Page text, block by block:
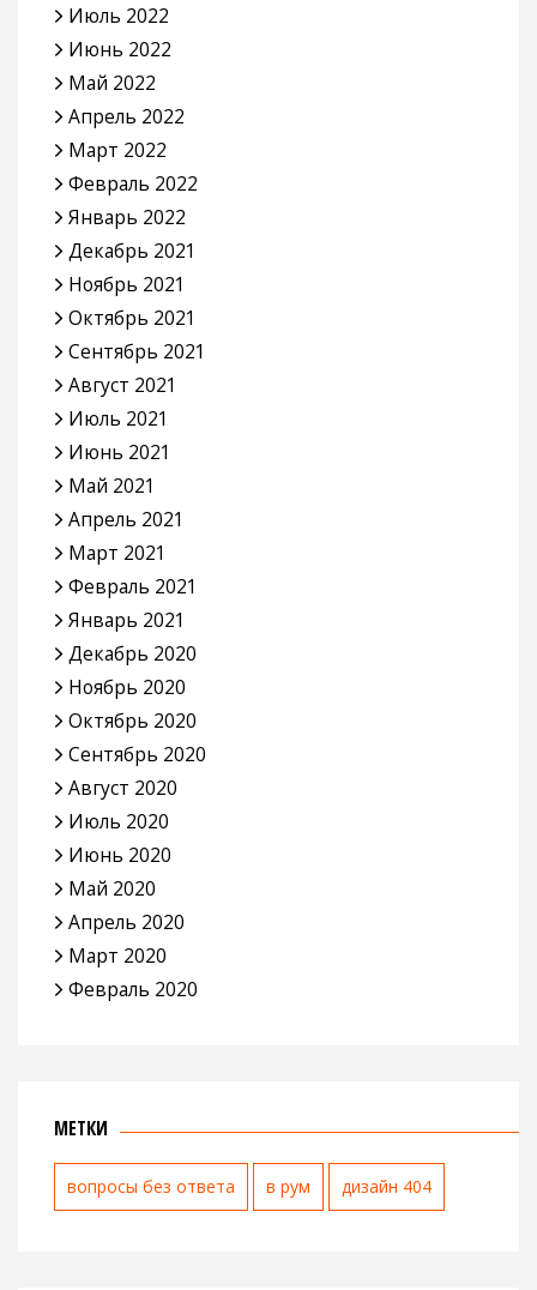
Июль 2022
Июнь 2022
Май 2022
Апрель 2022
Март 2022
Февраль 2022
Январь 2022
Декабрь 2021
Ноябрь 2021
Октябрь 2021
Сентябрь 2021
Август 2021
Июль 2021
Июнь 2021
Май 2021
Апрель 2021
Март 2021
Февраль 2021
Январь 2021
Декабрь 2020
Ноябрь 2020
Октябрь 2020
Сентябрь 2020
Август 2020
Июль 2020
Июнь 2020
Май 2020
Апрель 2020
Март 2020
Февраль 2020
МЕТКИ
вопросы без ответа в рум дизайн 404